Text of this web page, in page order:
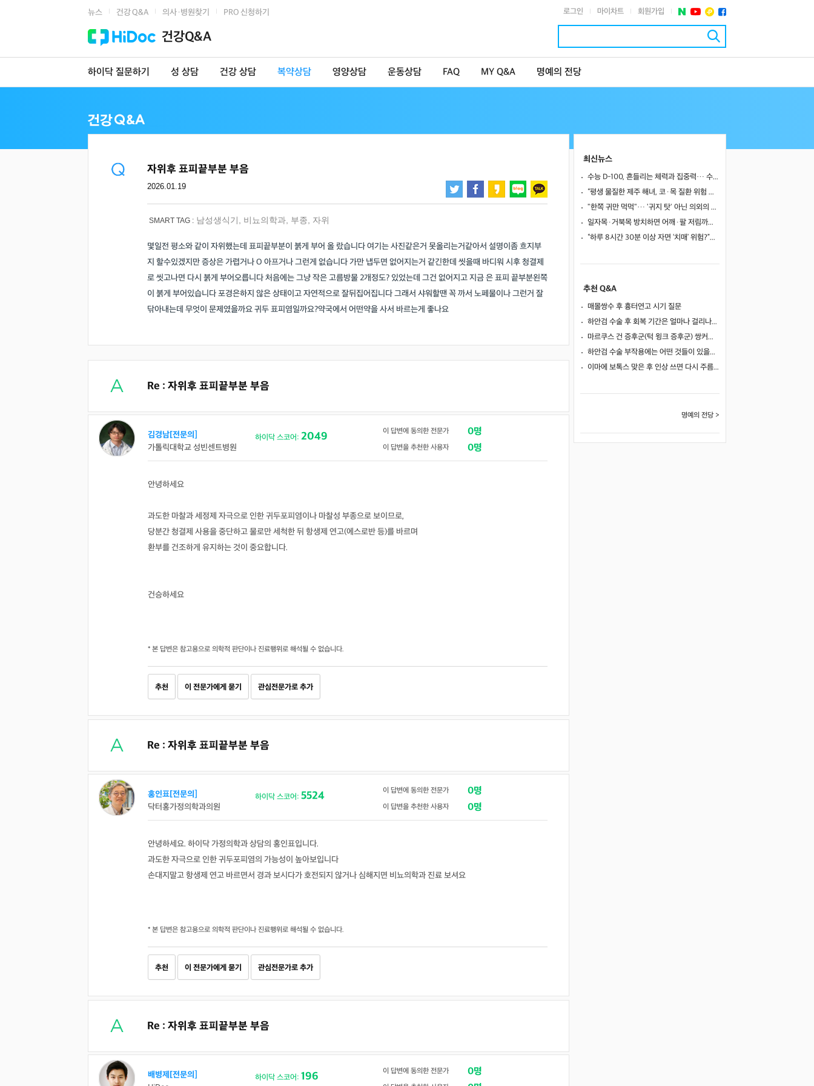
뉴스 건강 Q&A 의사·병원찾기 PRO 신청하기 로그인 마이차트 회원가입
건강Q&A
하이닥 질문하기 성 상담 건강 상담 복약상담 영양상담 운동상담 FAQ MY Q&A 명예의 전당
자위후 표피끝부분 부음
2026.01.19
SMART TAG : 남성생식기 비뇨의학과 부종 자위
몇일전 평소와 같이 자위했는데 표피끝부분이 붉게 부어 올 랐습니다 여기는 사진같은거 못올리는거같아서 설명이좀 흐지부
지 할수있겠지만 증상은 가렵거나 O 아프거나 그런게 없습니다 가만 냅두면 없어지는거 같긴한데 씻을때 바디워 시후 청결제
로 씻고나면 다시 붉게 부어오릅니다 처음에는 그냥 작은 고름방물 2개정도? 있었는데 그건 없어지고 지금 은 표피 끝부분왼쪽
이 붉게 부어있습니다 포경은하지 않은 상태이고 자연적으로 잘뒤집어집니다 그래서 샤워할땐 꼭 까서 노페물이나 그런거 잘
닦아내는데 무엇이 문제였을까요 귀두 표피염일까요?약국에서 어떤약을 사서 바르는게 좋나요
Re : 자위후 표피끝부분 부음
김경남[전문의]
가톨릭대학교 성빈센트병원
하이닥 스코어: 2049 이 답변에 동의한 전문가 0명
이 답변을 추천한 사용자 0명
안녕하세요
과도한 마찰과 세정제 자극으로 인한 귀두포피염이나 마찰성 부종으로 보이므로,
당분간 청결제 사용을 중단하고 물로만 세척한 뒤 항생제 연고(에스로반 등)를 바르며
환부를 건조하게 유지하는 것이 중요합니다.
건승하세요
* 본 답변은 참고용으로 의학적 판단이나 진료행위로 해석될 수 없습니다.
추천 이 전문가에게 묻기 관심전문가로 추가
Re : 자위후 표피끝부분 부음
홍인표[전문의]
닥터홍가정의학과의원
하이닥 스코어: 5524 이 답변에 동의한 전문가 0명
이 답변을 추천한 사용자 0명
안녕하세요. 하이닥 가정의학과 상담의 홍인표입니다.
과도한 자극으로 인한 귀두포피염의 가능성이 높아보입니다
손대지말고 항생제 연고 바르면서 경과 보시다가 호전되지 않거나 심해지면 비뇨의학과 진료 보셔요
* 본 답변은 참고용으로 의학적 판단이나 진료행위로 해석될 수 없습니다.
추천 이 전문가에게 묻기 관심전문가로 추가
Re : 자위후 표피끝부분 부음
배병제[전문의]
하이닥 스코어: 196 이 답변에 동의한 전문가 0명
최신뉴스
수능 D-100, 흔들리는 체력과 집중력… 수험생 영양 관리 어떻게 할까
“평생 물질한 제주 해녀, 코·목 질환 위험 높았다”… 10년 추적 연구 결과
"한쪽 귀만 먹먹"… '귀지 탓' 아닌 의외의 원인 4가지
일자목·거북목 방치하면 어깨·팔 저림까지…초기 관리가 중요한 이유
“하루 8시간 30분 이상 자면 ‘치매’ 위험?”… 혈액 속 알츠하이머 단백질 늘었다
추천 Q&A
매몰쌍수 후 흉터연고 시기 질문
하안검 수술 후 회복 기간은 얼마나 걸리나요?
마르쿠스 건 증후군(턱 윙크 증후군) 쌍커풀 수술 가능 여부
하안검 수술 부작용에는 어떤 것들이 있을까요?
이마에 보톡스 맞은 후 인상 쓰면 다시 주름이 생길까요?
명예의 전당 >